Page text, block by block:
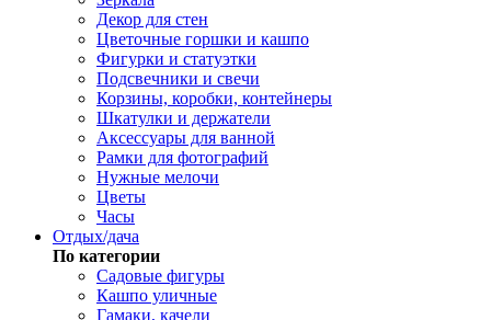
Декор для стен
Цветочные горшки и кашпо
Фигурки и статуэтки
Подсвечники и свечи
Корзины, коробки, контейнеры
Шкатулки и держатели
Аксессуары для ванной
Рамки для фотографий
Нужные мелочи
Цветы
Часы
Отдых/дача
По категории
Садовые фигуры
Кашпо уличные
Гамаки, качели